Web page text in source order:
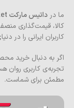
ما در داتیس مارکت Datis.Market
کالا، قیمت‌گذاری
کاربران ایرانی را در
اگر به دنبال خرید
تجربه‌ی کاربری روان
مطمئن برای شماست.